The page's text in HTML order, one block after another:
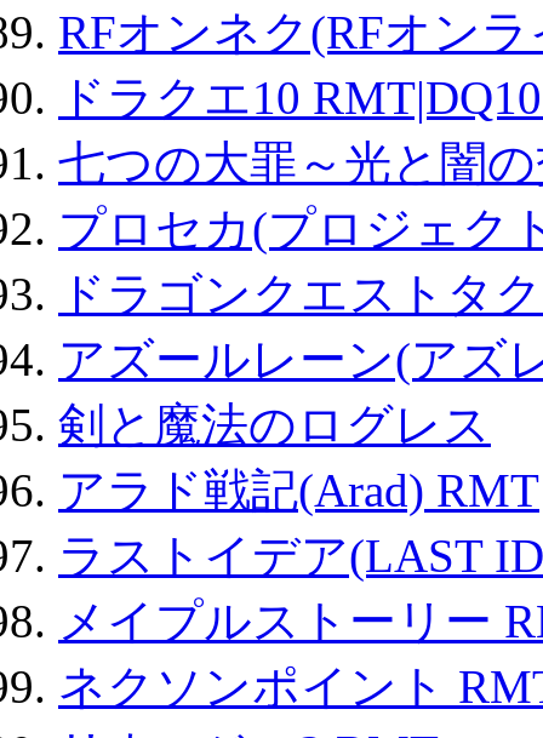
RFオンネク(RFオン
ドラクエ10
七つの大罪～光と闇
プロセカ(プロジェク
ドラゴンクエストタ
アズールレーン(アズ
剣と魔法のログレス
アラド戦記(Arad) RMT
ラストイデア(LAST
メイプルストーリー
ネクソンポイント